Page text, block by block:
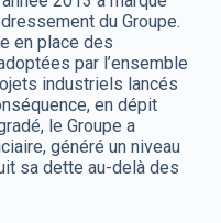
du Groupe.
en place des
par l’ensemble
industriels lancés
en dépit
le Groupe a
généré un niveau
sa dette au-delà des